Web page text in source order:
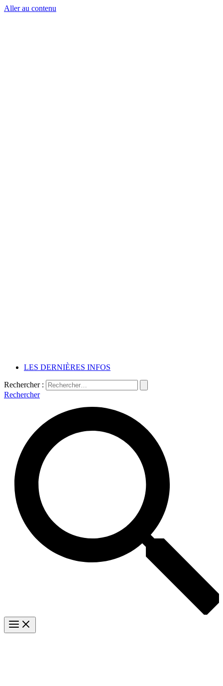
Aller au contenu
LES DERNIÈRES INFOS
Rechercher :
Rechercher